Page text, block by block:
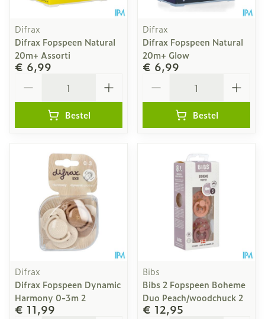
Difrax
Difrax Fopspeen Natural
20m+ Assorti
€ 6,99
Bestel
Difrax
Difrax Fopspeen Natural
20m+ Glow
€ 6,99
Bestel
Difrax
Difrax Fopspeen Dynamic
Harmony 0-3m 2
€ 11,99
Bibs
Bibs 2 Fopspeen Boheme
Duo Peach/woodchuck 2
€ 12,95